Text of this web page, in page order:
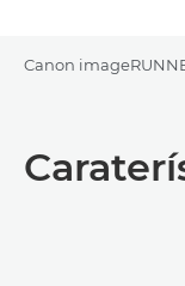
Canon
Caraterísticas